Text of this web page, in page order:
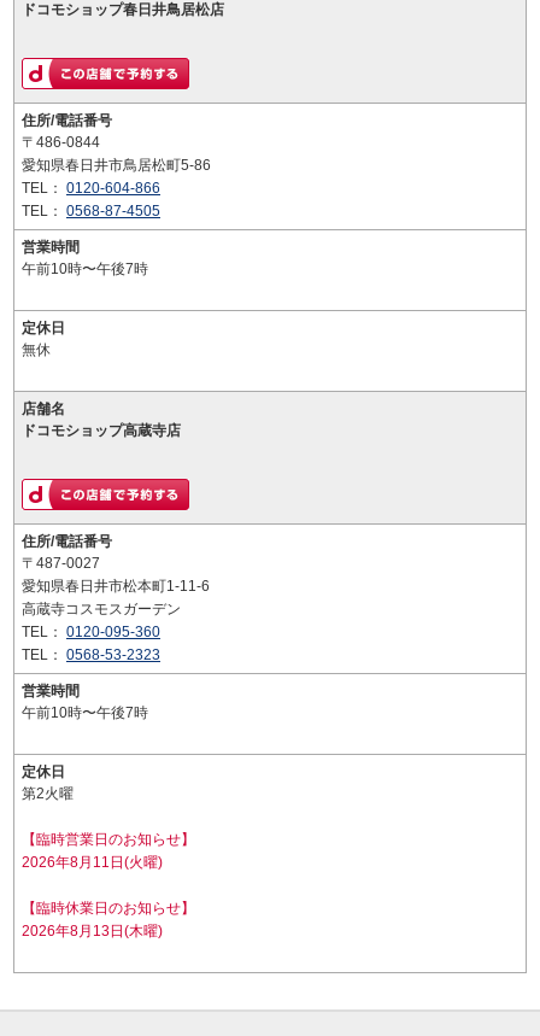
ドコモショップ春日井鳥居松店
住所/電話番号
〒486-0844
愛知県春日井市鳥居松町5-86
TEL： 0120-604-866
TEL： 0568-87-4505
営業時間
午前10時〜午後7時
定休日
無休
店舗名
ドコモショップ高蔵寺店
住所/電話番号
〒487-0027
愛知県春日井市松本町1-11-6
高蔵寺コスモスガーデン
TEL： 0120-095-360
TEL： 0568-53-2323
営業時間
午前10時〜午後7時
定休日
第2火曜
【臨時営業日のお知らせ】
2026年8月11日(火曜)
【臨時休業日のお知らせ】
2026年8月13日(木曜)